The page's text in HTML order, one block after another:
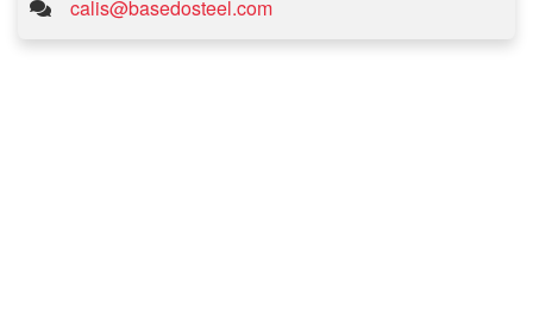
calis@basedosteel.com